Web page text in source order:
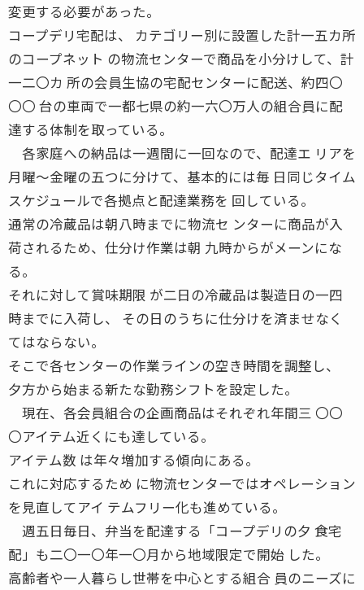
変更する必要があった。
コープデリ宅配は、 カテゴリー別に設置した計一五カ所
のコープネット の物流センターで商品を小分けして、計
一二〇カ 所の会員生協の宅配センターに配送、約四〇
〇〇 台の車両で一都七県の約一六〇万人の組合員に配
達する体制を取っている。
各家庭への納品は一週間に一回なので、配達エ リアを
月曜〜金曜の五つに分けて、基本的には毎 日同じタイム
スケジュールで各拠点と配達業務を 回している。
通常の冷蔵品は朝八時までに物流セ ンターに商品が入
荷されるため、仕分け作業は朝 九時からがメーンにな
る。
それに対して賞味期限 が二日の冷蔵品は製造日の一四
時までに入荷し、 その日のうちに仕分けを済ませなく
てはならない。
そこで各センターの作業ラインの空き時間を調整し、
夕方から始まる新たな勤務シフトを設定した。
現在、各会員組合の企画商品はそれぞれ年間三 〇〇
〇アイテム近くにも達している。
アイテム数 は年々増加する傾向にある。
これに対応するため に物流センターではオペレーション
を見直してアイ テムフリー化も進めている。
週五日毎日、弁当を配達する「コープデリの夕 食宅
配」も二〇一〇年一〇月から地域限定で開始 した。
高齢者や一人暮らし世帯を中心とする組合 員のニーズに